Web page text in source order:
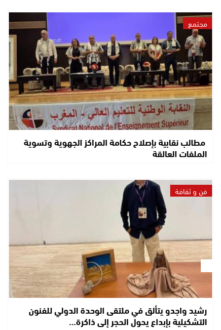
مجتمع
مطالب نقابية بإصلاح حكامة المراكز الجهوية وتسوية
الملفات العالقة
فن و ثقافة
رشيد واجدو يتألق في ملتقى الوحدة الدولي للفنون
التشكيلية بإبداع يحول الحجر إلى ذاكرة…